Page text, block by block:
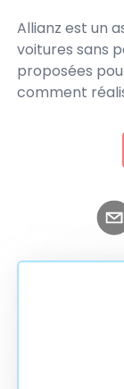
Allianz est un
voitures sans
proposées
comment